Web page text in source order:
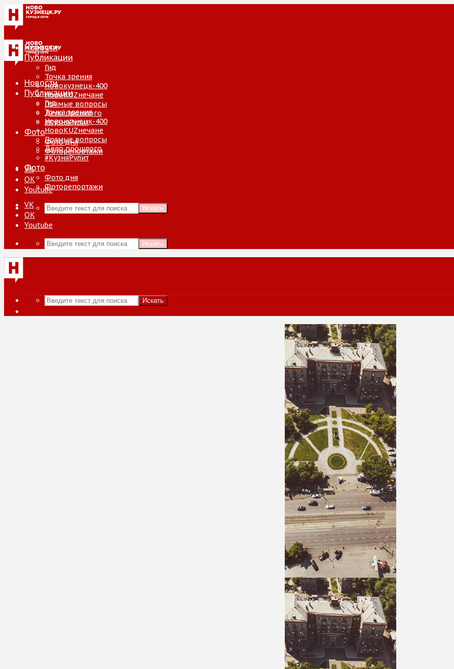
Новости
Публикации
Гид
Точка зрения
Новокузнецк-400
НовоKUZнечане
Прямые вопросы
Дело прошлого
#КузняРулит
Фото
Фото дня
Фоторепортажи
VK
ОК
Youtube
Искать
Новости
Публикации
Гид
Точка зрения
Новокузнецк-400
НовоKUZнечане
Прямые вопросы
Дело прошлого
#КузняРулит
Фото
Фото дня
Фоторепортажи
VK
ОК
Youtube
Искать
Искать